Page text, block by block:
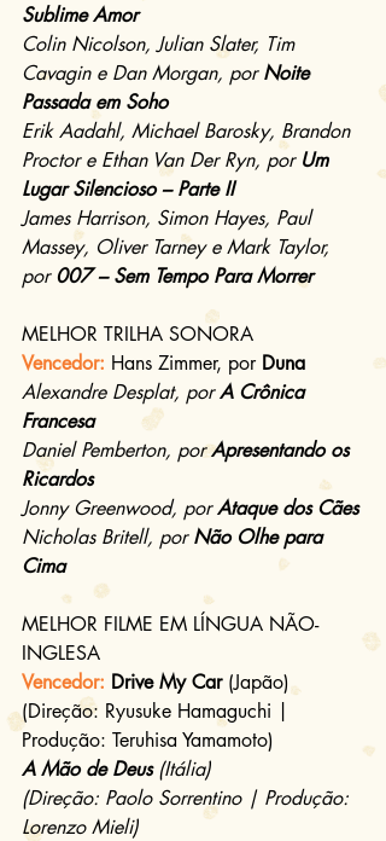
Sublime Amor
Colin Nicolson, Julian Slater, Tim
Cavagin e Dan Morgan, por Noite
Passada em Soho
Erik Aadahl, Michael Barosky, Brandon
Proctor e Ethan Van Der Ryn, por Um
Lugar Silencioso – Parte II
James Harrison, Simon Hayes, Paul
Massey, Oliver Tarney e Mark Taylor,
por 007 – Sem Tempo Para Morrer
MELHOR TRILHA SONORA
Vencedor: Hans Zimmer, por Duna
Alexandre Desplat, por A Crônica
Francesa
Daniel Pemberton, por Apresentando os
Ricardos
Jonny Greenwood, por Ataque dos Cães
Nicholas Britell, por Não Olhe para
Cima
MELHOR FILME EM LÍNGUA NÃO-
INGLESA
Vencedor: Drive My Car (Japão)
(Direção: Ryusuke Hamaguchi |
Produção: Teruhisa Yamamoto)
A Mão de Deus (Itália)
(Direção: Paolo Sorrentino | Produção:
Lorenzo Mieli)